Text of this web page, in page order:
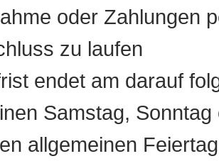
oder Zahlungen
zu laufen
endet am darauf
Samstag,
allgemeinen